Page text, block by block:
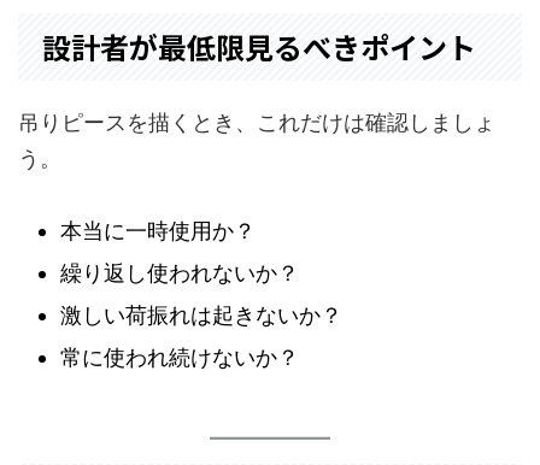
設計者が最低限見るべきポイント
吊りピースを描くとき、これだけは確認しましょ
う。
本当に一時使用か？
繰り返し使われないか？
激しい荷振れは起きないか？
常に使われ続けないか？